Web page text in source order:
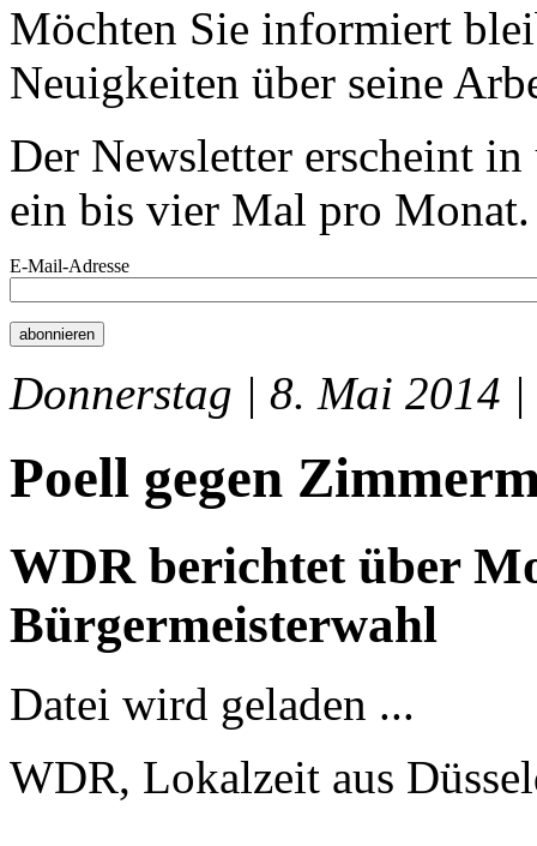
Möchten Sie informiert
Neuigkeiten über seine
Der Newsletter erscheint
ein bis vier Mal pro Monat.
E-Mail-Adresse
Donnerstag | 8. Mai 2014
Poell gegen
WDR berichtet über
Bürgermeisterwahl
Datei wird geladen ...
WDR, Lokalzeit aus